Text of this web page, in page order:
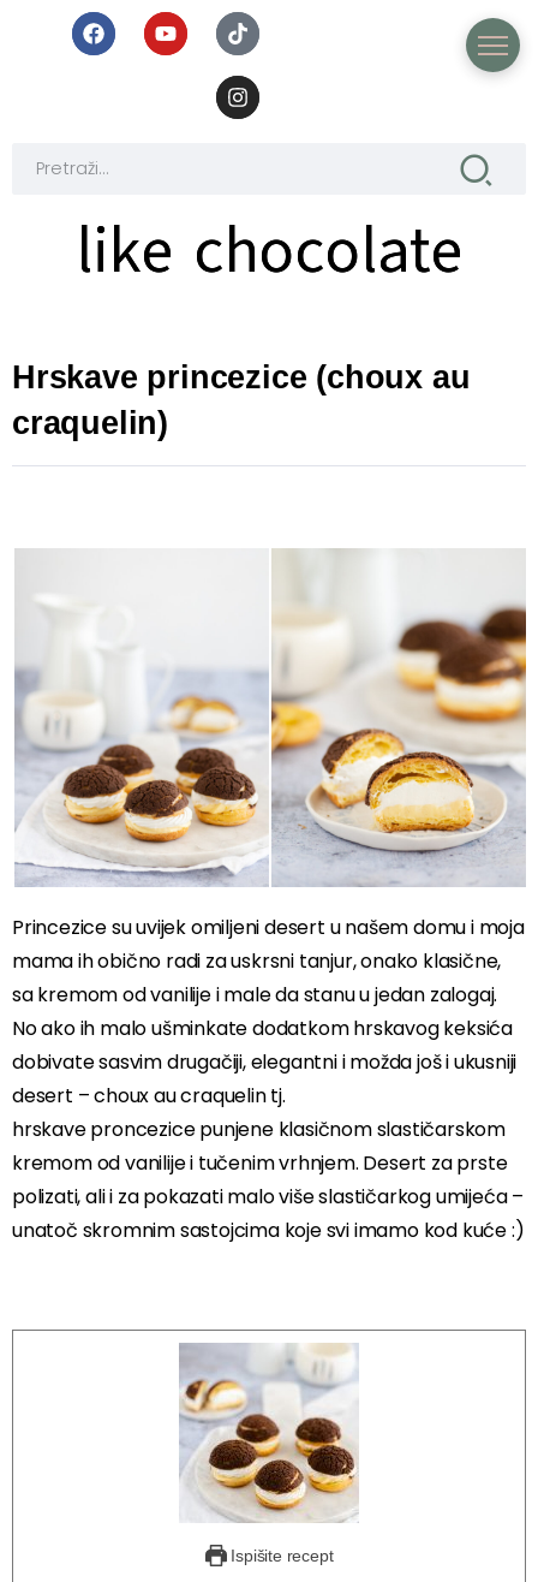
like chocolate
like chocolate
Hrskave princezice (choux au
craquelin)
Princezice su uvijek omiljeni desert u našem domu i moja
mama ih obično radi za uskrsni tanjur, onako klasične,
sa kremom od vanilije i male da stanu u jedan zalogaj.
No ako ih malo ušminkate dodatkom hrskavog keksića
dobivate sasvim drugačiji, elegantni i možda još i ukusniji
desert – choux au craquelin tj.
hrskave proncezice punjene klasičnom slastičarskom
kremom od vanilije i tučenim vrhnjem. Desert za prste
polizati, ali i za pokazati malo više slastičarkog umijeća –
unatoč skromnim sastojcima koje svi imamo kod kuće :)
Ispišite recept